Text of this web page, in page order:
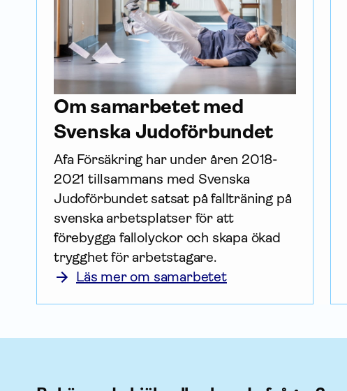
Om samarbetet med
Svenska Judoförbundet
Afa För­säkring har under åren 2018-
2021 tillsammans med Svenska
Judoförbundet satsat på fallträning på
svenska arbetsplatser för att
förebygga fallolyckor och skapa ökad
trygghet för arbetstagare.
Läs mer om samarbetet